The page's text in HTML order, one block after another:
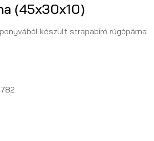
(45x30x10)
készült strapabíró rúgópárna